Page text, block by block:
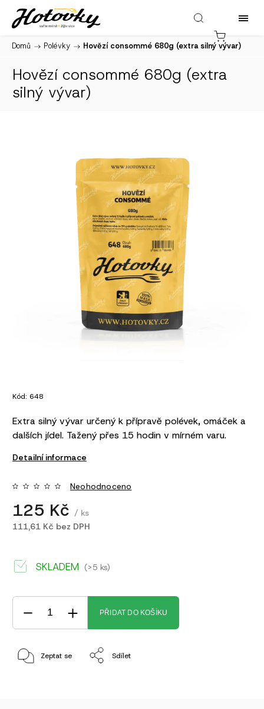
Domů / Polévky / Hovězí consommé 680g (extra silný vývar)
Hovězí consommé 680g (extra
silný vývar)
Kód: 648
Extra silný vývar určený k přípravě polévek, omáček a
dalších jídel. Tažený přes 15 hodin v mírném varu.
Detailní informace
Neohodnoceno
125 Kč / ks
111,61 Kč bez DPH
SKLADEM (>5 ks)
PŘIDAT DO KOŠÍKU
Zeptat se Sdílet